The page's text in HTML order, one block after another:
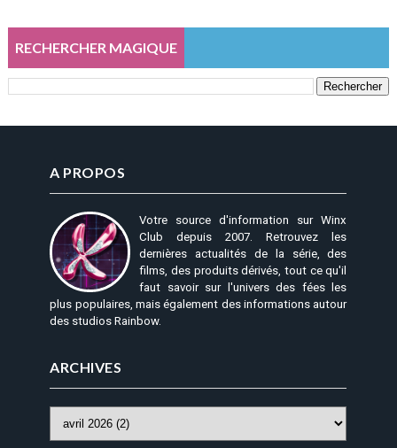
RECHERCHER MAGIQUE
A PROPOS
Votre source d'information sur Winx
Club depuis 2007. Retrouvez les
dernières actualités de la série, des
films, des produits dérivés, tout ce qu'il
faut savoir sur l'univers des fées les
plus populaires, mais également des informations autour
des studios Rainbow.
ARCHIVES